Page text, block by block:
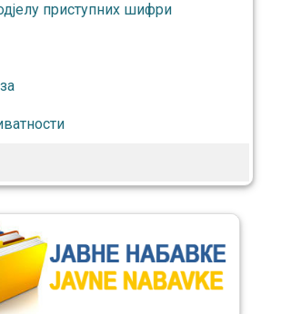
приступних шифри